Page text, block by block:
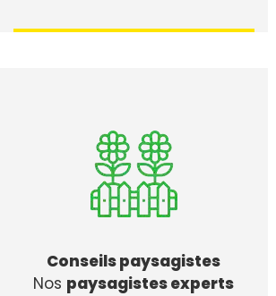
Conseils paysagistes
Nos paysagistes experts